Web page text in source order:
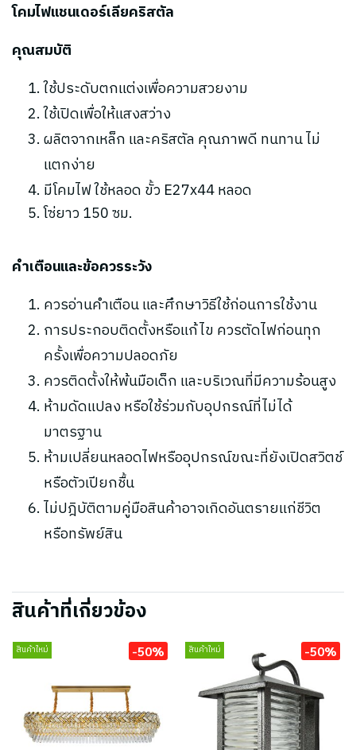
โคมไฟแชนเดอร์เลียคริสตัล
คุณสมบัติ
ใช้ประดับตกแต่งเพื่อความสวยงาม
ใช้เปิดเพื่อให้แสงสว่าง
ผลิตจากเหล็ก และคริสตัล คุณภาพดี ทนทาน ไม่
แตกง่าย
มีโคมไฟ ใช้หลอด ขั้ว E27x44 หลอด
โซ่ยาว 150 ซม.
คำเตือนและข้อควรระวัง
ควรอ่านคำเตือน และศึกษาวิธีใช้ก่อนการใช้งาน
การประกอบติดตั้งหรือแก้ไข ควรตัดไฟก่อนทุก
ครั้งเพื่อความปลอดภัย
ควรติดตั้งให้พ้นมือเด็ก และบริเวณที่มีความร้อนสูง
ห้ามดัดแปลง หรือใช้ร่วมกับอุปกรณ์ที่ไม่ได้
มาตรฐาน
ห้ามเปลี่ยนหลอดไฟหรืออุปกรณ์ขณะที่ยังเปิดสวิตช์
หรือตัวเปียกชื้น
ไม่ปฎิบัติตามคู่มือสินค้าอาจเกิดอันตรายแก่ชีวิต
หรือทรัพย์สิน
สินค้าที่เกี่ยวข้อง
สินค้าใหม่ -50% สินค้าใหม่ -50%